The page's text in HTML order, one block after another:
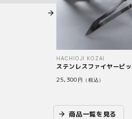
HACHIOJI KOZAI
ステンレスファイヤーピ
25,300 円（税込）
商品一覧を見る